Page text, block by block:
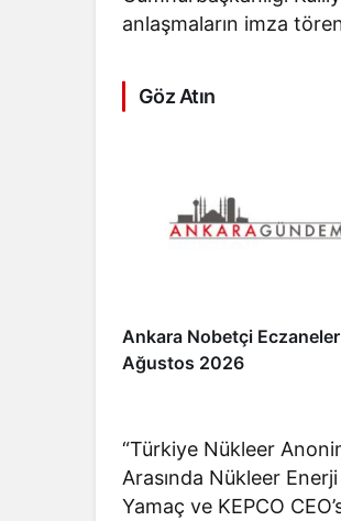
anlaşmaların imza
Göz Atın
Ankara Nobetçi
Ağustos 2026
“Türkiye Nükleer
Arasında Nükleer
Yamaç ve KEPCO